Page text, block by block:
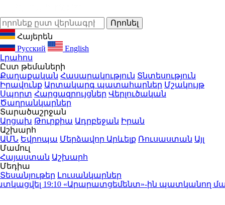
Հայերեն
Русский
English
Լրահոս
Ըստ թեմաների
Քաղաքական Հասարակություն Տնտեսություն
Իրավունք Արտակարգ պատահարներ Մշակույթ
Սպորտ Հարցազրույցներ Վերլուծական
Ծաղրանկարներ
Տարածաշրջան
Արցախ Թուրքիա Ադրբեջան Իրան
Աշխարհ
ԱՄՆ Եվրոպա Մերձավոր Արևելք Ռուսաստան Այլ
Մամուլ
Հայաստան Աշխարհ
Մեդիա
Տեսանյութեր Լուսանկարներ
19:10 «Արարատցեմենտ»-ին պատկանող